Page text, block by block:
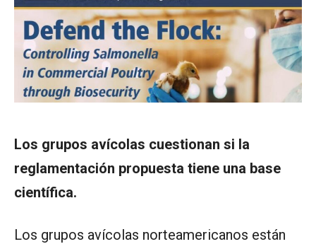
Los grupos avícolas cuestionan si la
reglamentación propuesta tiene una base
científica.
Los grupos avícolas norteamericanos están